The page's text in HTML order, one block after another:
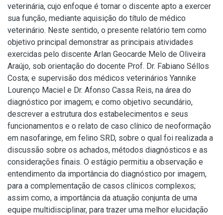
veterinária, cujo enfoque é tornar o discente apto a exercer
sua função, mediante aquisição do título de médico
veterinário. Neste sentido, o presente relatório tem como
objetivo principal demonstrar as principais atividades
exercidas pelo discente Arlan Geocarde Melo de Oliveira
Araújo, sob orientação do docente Prof. Dr. Fabiano Séllos
Costa; e supervisão dos médicos veterinários Yannike
Lourenço Maciel e Dr. Afonso Cassa Reis, na área do
diagnóstico por imagem; e como objetivo secundário,
descrever a estrutura dos estabelecimentos e seus
funcionamentos e o relato de caso clínico de neoformação
em nasofaringe, em felino SRD, sobre o qual foi realizada a
discussão sobre os achados, métodos diagnósticos e as
considerações finais. O estágio permitiu a observação e
entendimento da importância do diagnóstico por imagem,
para a complementação de casos clínicos complexos;
assim como, a importância da atuação conjunta de uma
equipe multidisciplinar, para trazer uma melhor elucidação